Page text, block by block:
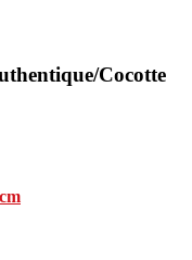
Cocotte